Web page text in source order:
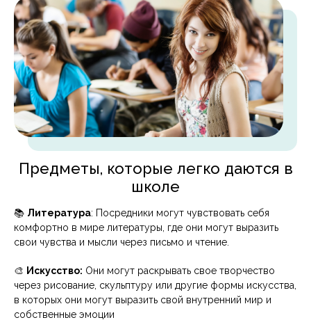
Предметы, которые легко даются в
школе
📚 Литература: Посредники могут чувствовать себя
комфортно в мире литературы, где они могут выразить
свои чувства и мысли через письмо и чтение.
🎨 Искусство: Они могут раскрывать свое творчество
через рисование, скульптуру или другие формы искусства,
в которых они могут выразить свой внутренний мир и
собственные эмоции